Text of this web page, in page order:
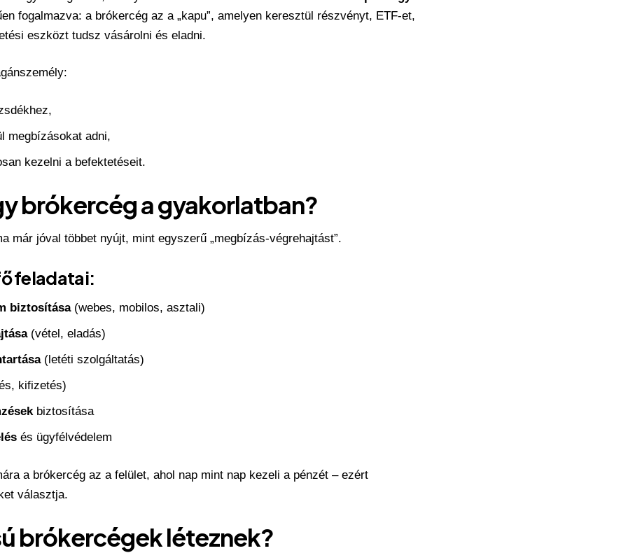
fogalmazva: a brókercég az a „kapu”, amelyen keresztül részvényt, ETF-et,
eszközt tudsz vásárolni és eladni.
megbízásokat adni,
kezelni a befektetéseit.
brókercég a gyakorlatban?
már jóval többet nyújt, mint egyszerű „megbízás-végrehajtást”.
feladatai:
biztosítása(webes, mobilos, asztali)
(vétel, eladás)
(letéti szolgáltatás)
kifizetés)
biztosítása
és ügyfélvédelem
a brókercég az a felület, ahol nap mint nap kezeli a pénzét – ezért
választja.
brókercégek léteznek?